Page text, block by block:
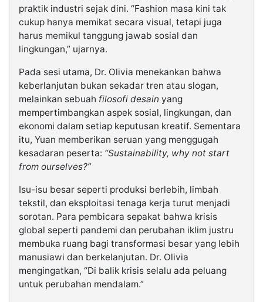
praktik industri sejak dini. “Fashion masa kini tak
cukup hanya memikat secara visual, tetapi juga
harus memikul tanggung jawab sosial dan
lingkungan,” ujarnya.
Pada sesi utama, Dr. Olivia menekankan bahwa
keberlanjutan bukan sekadar tren atau slogan,
melainkan sebuah filosofi desain yang
mempertimbangkan aspek sosial, lingkungan, dan
ekonomi dalam setiap keputusan kreatif. Sementara
itu, Yuan memberikan seruan yang menggugah
kesadaran peserta: “Sustainability, why not start
from ourselves?”
Isu-isu besar seperti produksi berlebih, limbah
tekstil, dan eksploitasi tenaga kerja turut menjadi
sorotan. Para pembicara sepakat bahwa krisis
global seperti pandemi dan perubahan iklim justru
membuka ruang bagi transformasi besar yang lebih
manusiawi dan berkelanjutan. Dr. Olivia
mengingatkan, “Di balik krisis selalu ada peluang
untuk perubahan mendalam.”